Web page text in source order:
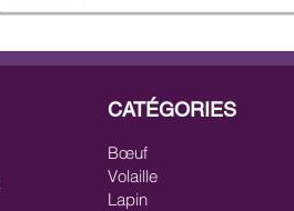
CATÉGORIES
Bœuf
Volaille
Lapin